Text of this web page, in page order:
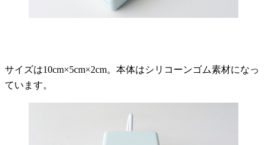
サイズは10cm×5cm×2cm。本体はシリコーンゴム素材になっ
ています。